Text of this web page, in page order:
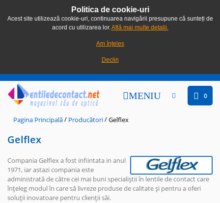
Politica de cookie-uri
Acest site utilizează cookie-uri, continuarea navigării presupune că sunteți de
acord cu utilizarea lor.Află mai multe detalii.
Am înțeles
Declin
0
MENIU
Pagina Principală/ Producători/Gelflex
Gelflex
Compania Gelflex a fost infiintata in anul
1971, iar astazi compania este
administrată de către cei mai buni specialiștii în lentile de contact care
înțeleg modul în care să livreze produse de calitate și pentru a oferi
soluții inovatoare pentru clienții săi.